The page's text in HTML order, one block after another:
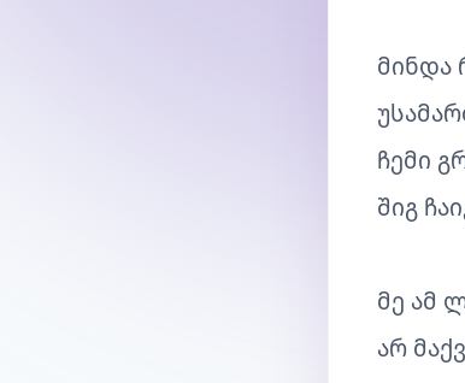
მინდა
ჩემი
შიგ
მე ამ
არ